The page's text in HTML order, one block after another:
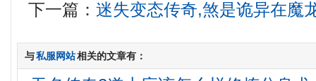
下一篇：迷失变态传奇,煞是诡异在魔
与私服网站相关的文章有：